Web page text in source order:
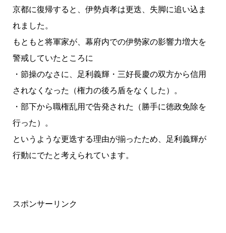
京都に復帰すると、伊勢貞孝は更迭、失脚に追い込ま
れました。
もともと将軍家が、幕府内での伊勢家の影響力増大を
警戒していたところに
・節操のなさに、足利義輝・三好長慶の双方から信用
されなくなった（権力の後ろ盾をなくした）。
・部下から職権乱用で告発された（勝手に徳政免除を
行った）。
というような更迭する理由が揃ったため、足利義輝が
行動にでたと考えられています。
スポンサーリンク